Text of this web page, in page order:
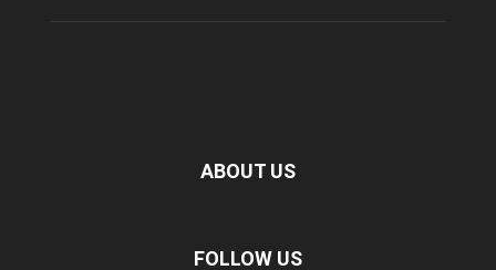
ABOUT US
FOLLOW US